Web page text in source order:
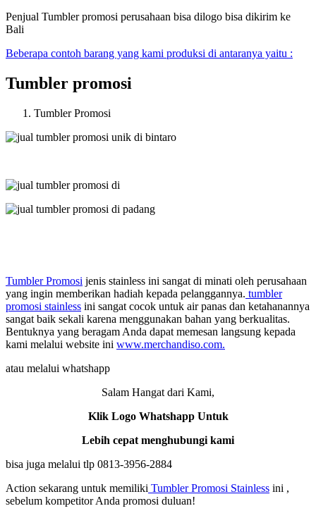
Penjual Tumbler promosi perusahaan bisa dilogo bisa dikirim ke
Bali
Beberapa contoh barang yang kami produksi di antaranya yaitu :
Tumbler promosi
Tumbler Promosi
Tumbler Promosi jenis stainless ini sangat di minati oleh perusahaan
yang ingin memberikan hadiah kepada pelanggannya. tumbler
promosi stainless ini sangat cocok untuk air panas dan ketahanannya
sangat baik sekali karena menggunakan bahan yang berkualitas.
Bentuknya yang beragam Anda dapat memesan langsung kepada
kami melalui website ini www.merchandiso.com.
atau melalui whatshapp
Salam Hangat dari Kami,
Klik Logo Whatshapp Untuk
Lebih cepat menghubungi kami
bisa juga melalui tlp 0813-3956-2884
Action sekarang untuk memiliki Tumbler Promosi Stainless ini ,
sebelum kompetitor Anda promosi duluan!